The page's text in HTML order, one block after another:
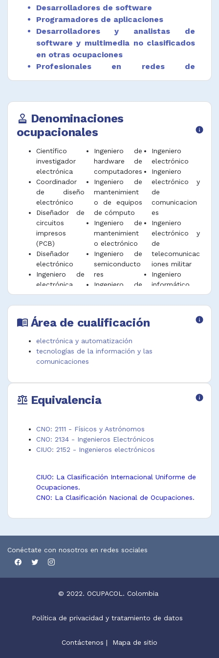
técnicas y normativa vigente.
Organizar, dirigir y vigilar el mantenimiento y
reparación de sistemas y equipos
electrónicos.
Localizar e investigar el origen de fallas en
equipos, componentes y sistemas
electrónicos, y corregir deficiencias.
circuitos y sistemas electrónicos, de acuerdo
con los procedimientos establecidos.
electrónicas para su uso en campos como la
orientación y el control de propulsión
aeroespacial, acústica, o instrumentos y
controles.
Coordinar y supervisar procesos de
producción e instalación de productos y
sistemas electrónicos, de acuerdo con las
metas de producción.
Diseñar y gestionar el flujo de trabajo para la
preservación de documentos, componentes
tecnológicos y productos audiovisuales que
utilizan soportes electrónicos, magnéticos y
Desarrolladores de software
Programadores de aplicaciones
Desarrolladores y analistas de
software y multimedia no clasificados
en otras ocupaciones
Profesionales en redes de
computadores
Técnicos en electrónica
Delineantes y dibujantes técnicos
approval Denominaciones
ocupacionales
info
Científico
investigador
electrónica
Coordinador
de diseño
electrónico
Diseñador de
circuitos
impresos
(PCB)
Diseñador
electrónico
Ingeniero de
electrónica
digital
Ingeniero de
electrónica y
computación
equipos de
cómputo
Ingeniero de
hardware de
computadores
Ingeniero de
mantenimient
o de equipos
de cómputo
Ingeniero de
mantenimient
o electrónico
Ingeniero de
semiconducto
res
Ingeniero de
sistemas
embebidos
soporte en
desarrollador
Ingeniero
electrónico
Ingeniero
electrónico y
de
comunicacion
es
Ingeniero
electrónico y
de
telecomunicac
iones militar
Ingeniero
informático
de hardware
Tecnólogo de
menu_book Área de cualificación info
electrónica y automatización
tecnologías de la información y las
comunicaciones
balance Equivalencia info
CNO: 2111 - Físicos y Astrónomos
CNO: 2134 - Ingenieros Electrónicos
CIUO: 2152 - Ingenieros electrónicos
CIUO: La Clasificación Internacional Uniforme de
Ocupaciones.
CNO: La Clasificación Nacional de Ocupaciones.
Conéctate con nosotros en redes sociales
© 2022. OCUPACOL. Colombia
Política de privacidad y tratamiento de datos
Contáctenos | Mapa de sitio